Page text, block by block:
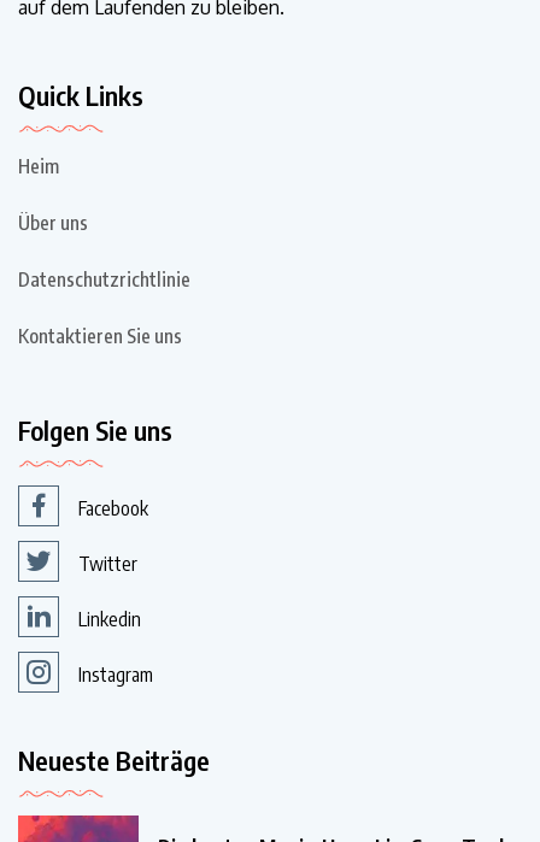
auf dem Laufenden zu bleiben.
Quick Links
Heim
Über uns
Datenschutzrichtlinie
Kontaktieren Sie uns
Folgen Sie uns
Facebook
Twitter
Linkedin
Instagram
Neueste Beiträge